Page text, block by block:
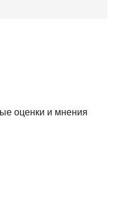
оценки и мнения